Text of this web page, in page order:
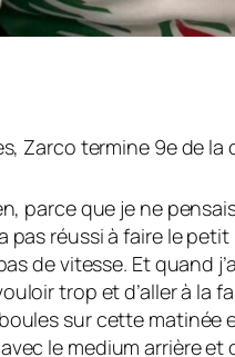
Zarco termine 9e de la
parce que je ne
pas réussi à faire le
de vitesse. Et quand
trop et d’aller à la
sur cette
le medium arrière